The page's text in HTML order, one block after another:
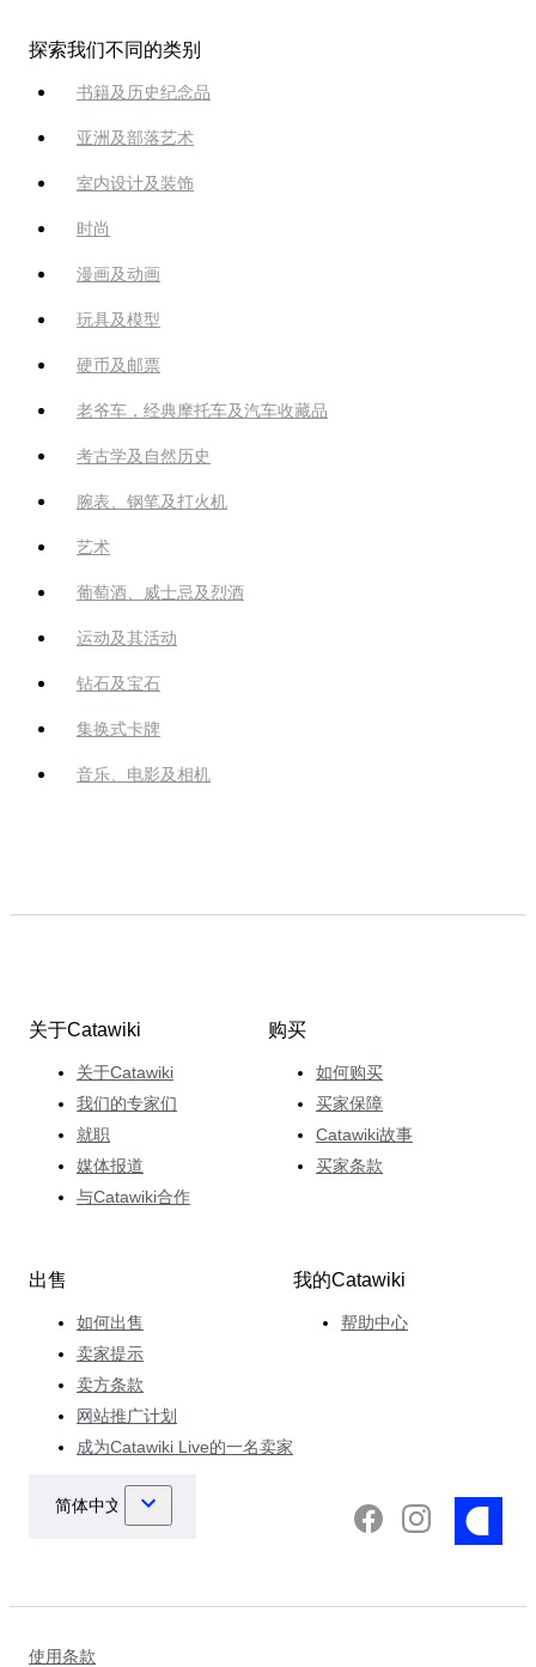
探索我们不同的类别
书籍及历史纪念品
亚洲及部落艺术
室内设计及装饰
时尚
漫画及动画
玩具及模型
硬币及邮票
老爷车，经典摩托车及汽车收藏品
考古学及自然历史
腕表、钢笔及打火机
艺术
葡萄酒、威士忌及烈酒
运动及其活动
钻石及宝石
集换式卡牌
音乐、电影及相机
关于Catawiki
关于Catawiki
我们的专家们
就职
媒体报道
与Catawiki合作
购买
如何购买
买家保障
Catawiki故事
买家条款
出售
如何出售
卖家提示
卖方条款
网站推广计划
成为Catawiki Live的一名卖家
我的Catawiki
帮助中心
使用条款